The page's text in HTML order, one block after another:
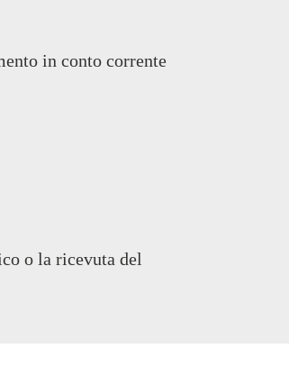
in conto corrente
o la ricevuta del